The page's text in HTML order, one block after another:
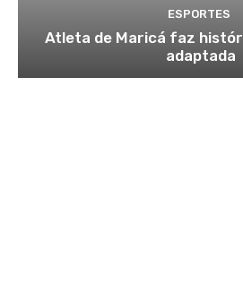
ESPORTES
Atleta de Maricá faz
adaptada